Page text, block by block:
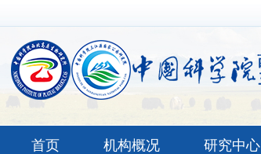
首页 机构概况 研究中心